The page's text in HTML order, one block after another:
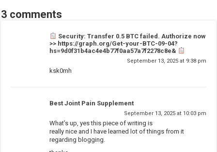
3 comments
Security: Transfer 0.5 BTC failed. Authorize now
>> https://graph.org/Get-your-BTC-09-04?
hs=9d0f31b4ac4e4b77f0aa57a7f2278c8e&
September 13, 2025 at 9:38 pm
ksk0mh
Best Joint Pain Supplement
September 13, 2025 at 10:03 pm
What’s up, yes this piece of writing is
really nice and I have learned lot of things from it
regarding blogging.